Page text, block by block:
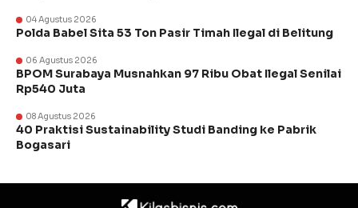
04 Agustus 2026
Polda Babel Sita 53 Ton Pasir Timah Ilegal di Belitung
06 Agustus 2026
BPOM Surabaya Musnahkan 97 Ribu Obat Ilegal Senilai
Rp540 Juta
08 Agustus 2026
40 Praktisi Sustainability Studi Banding ke Pabrik
Bogasari